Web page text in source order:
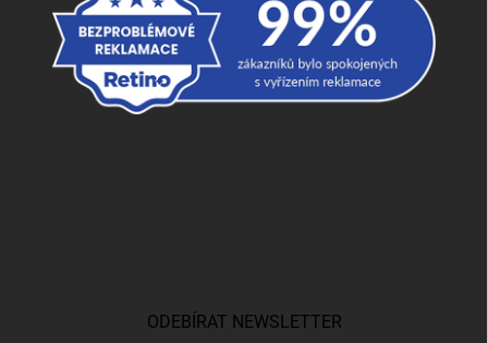
ODEBÍRAT NEWSLETTER